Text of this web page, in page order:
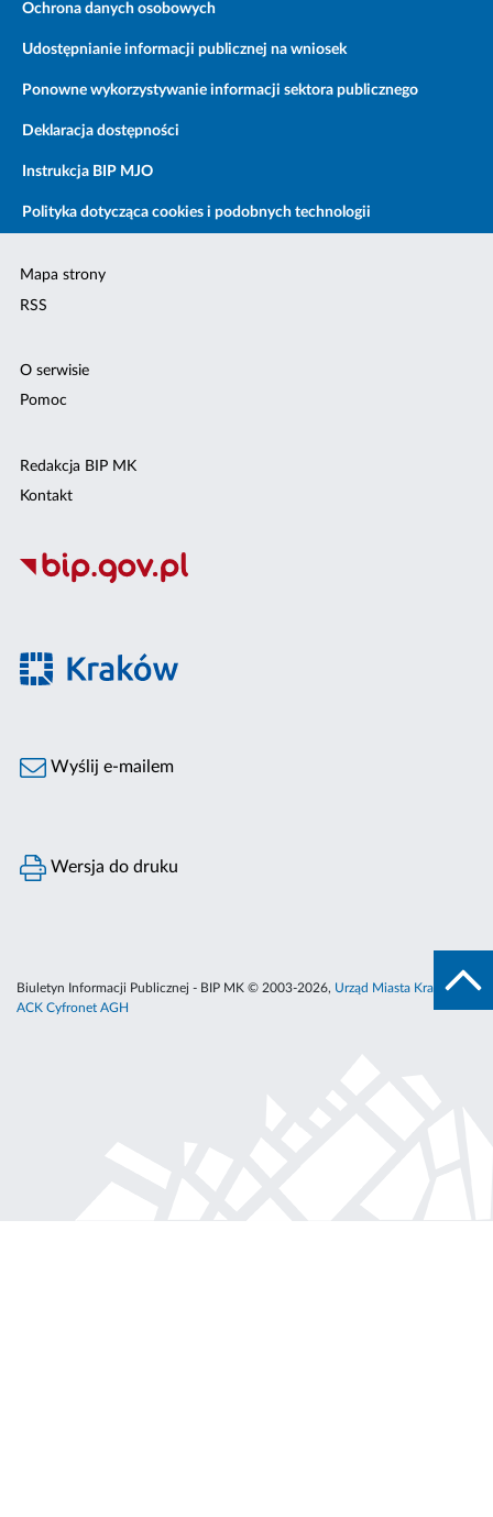
Ochrona danych osobowych
Udostępnianie informacji publicznej na wniosek
Ponowne wykorzystywanie informacji sektora publicznego
Deklaracja dostępności
Instrukcja BIP MJO
Polityka dotycząca cookies i podobnych technologii
Mapa strony
RSS
O serwisie
Pomoc
Redakcja BIP MK
Kontakt
Wyślij e-mailem
Wersja do druku
Biuletyn Informacji Publicznej - BIP MK © 2003-2026, Urząd Miasta Krakowa
ACK Cyfronet AGH